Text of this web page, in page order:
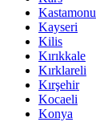
Kastamonu
Kayseri
Kilis
Kırıkkale
Kırklareli
Kırşehir
Kocaeli
Konya